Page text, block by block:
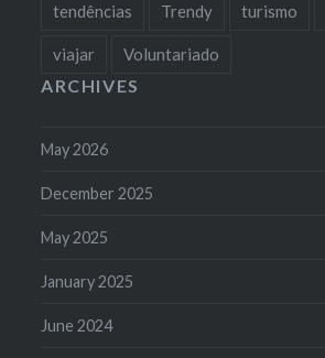
tendências Trendy turismo
viajar Voluntariado
ARCHIVES
May 2026
December 2025
May 2025
January 2025
June 2024